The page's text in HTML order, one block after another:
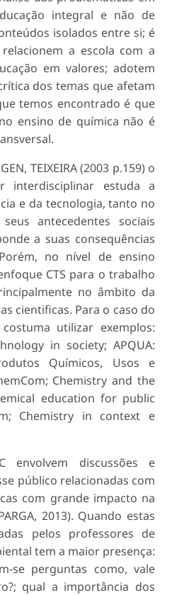
integral e não de
isolados entre si; é
a escola com a
em valores; adotem
dos temas que afetam
temos encontrado é que
ensino de química não é
TEIXEIRA (2003 p.159) o
interdisciplinar estuda a
e da tecnologia, tanto no
antecedentes sociais
a suas consequências
no nível de ensino
CTS para o trabalho
no âmbito da
cientificas. Para o caso do
utilizar exemplos:
in society; APQUA:
Químicos, Usos e
Chemistry and the
education for public
Chemistry in context e
envolvem discussões e
público relacionadas com
com grande impacto na
2013). Quando estas
pelos professores de
tem a maior presença:
se perguntas como, vale
qual a importância dos